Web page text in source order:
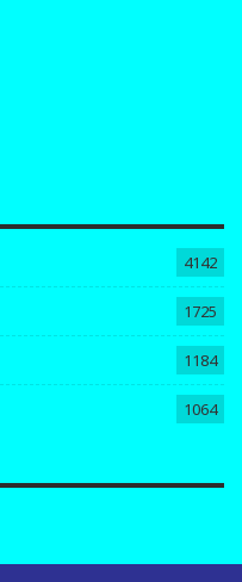
4142
1725
1184
1064